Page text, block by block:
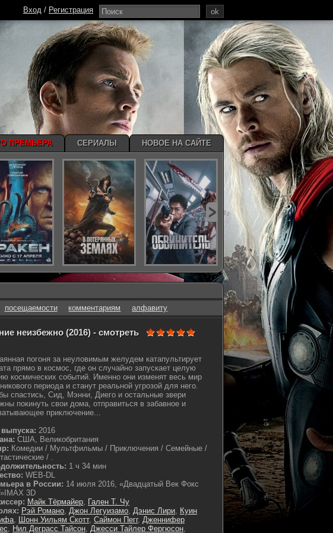
посещаемости комментариям алфавиту
неизбежно (2016) - смотреть
погоня за неуловимым желудем катапультирует
прямо в космос, где он случайно запускает целую
космических событий. Именно они изменят весь мир
периода и станут реальной угрозой для него.
спастись, Сид, Мэнни, Диего и остальные звери
покинуть свои дома, отправиться в забавное и
приключение...
выпуска: 2016
США, Великобритания
Комедии / Мультфильмы / Приключения / Семейные /
/ .
1 ч 34 мин
WEB-DL
в России: 14 июля 2016, «Двадцатый Век Фокс
3D
Майк Тёрмайер, Гален Т. Чу
Рэй Романо, Джон Легуизамо, Дэнис Лири, Куин
, Шонн Уильям Скотт, Саймон Пегг, Дженнифер
, Нил Деграсс Тайсон, Джесси Тайлер Фергюсон,
ok
Вход / Регистрация
ПРЕМЬЕРА СЕРИАЛЫ НОВОЕ НА САЙТЕ